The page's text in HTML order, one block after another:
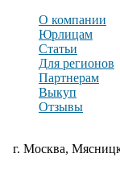
О компании
Юрлицам
Статьи
Для регионов
Партнерам
Выкуп
Отзывы
г. Москва,